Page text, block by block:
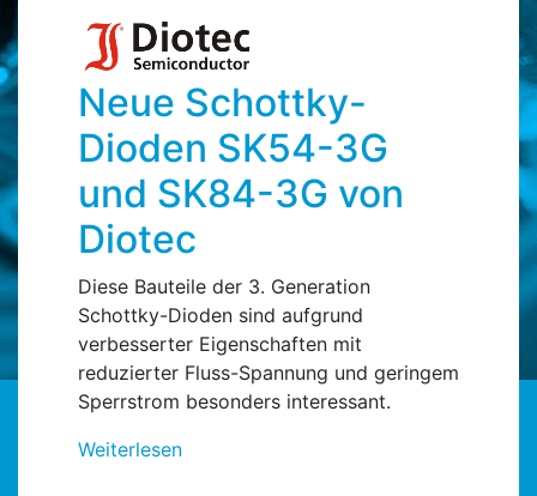
Neue Schottky-
Dioden SK54-3G
und SK84-3G von
Diotec
Diese Bauteile der 3. Generation
Schottky-Dioden sind aufgrund
verbesserter Eigenschaften mit
reduzierter Fluss-Spannung und geringem
Sperrstrom besonders interessant.
Weiterlesen